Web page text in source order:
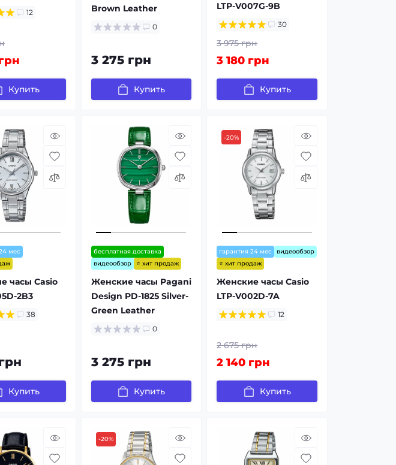
12
Купить
Brown Leather
0
3 275 грн
Купить
LTP-V007G-9B
30
3 975 грн
3 180 грн
Купить
мес
часы Casio
2B3
38
Купить
бесплатная доставка
видеообзор
⭐ хит продаж
Женские часы Pagani
Design PD-1825 Silver-
Green Leather
0
3 275 грн
Купить
-20%
гарантия 24 мес
видеообзор
⭐ хит продаж
Женские часы Casio
LTP-V002D-7A
12
2 675 грн
2 140 грн
Купить
-20%